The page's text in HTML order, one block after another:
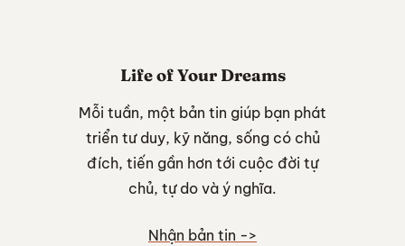
Life of Your Dreams
Mỗi tuần, một bản tin giúp bạn phát
triển tư duy, kỹ năng, sống có chủ
đích, tiến gần hơn tới cuộc đời tự
chủ, tự do và ý nghĩa.
Nhận bản tin ->